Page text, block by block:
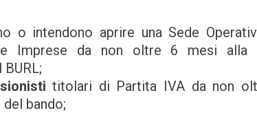
o intendono aprire una Sede
Imprese da non oltre 6 mesi alla
BURL;
titolari di Partita IVA da non
bando;